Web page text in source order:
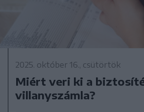
2025. október 16., csütörtök
Miért veri ki a
villanyszámla?